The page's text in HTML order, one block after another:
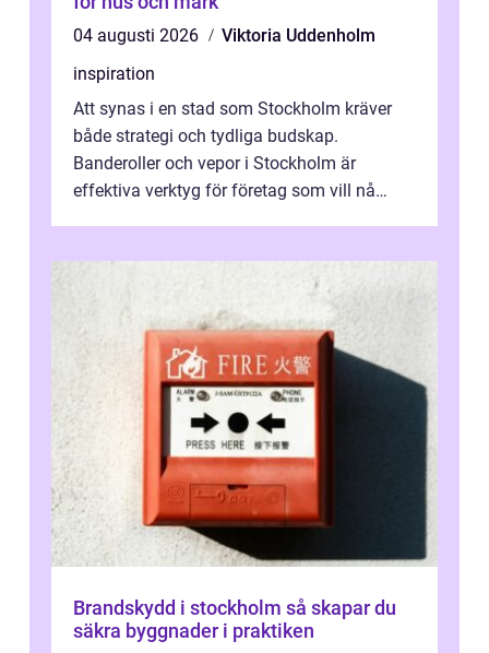
04 augusti 2026
Viktoria Uddenholm
inspiration
Att synas i en stad som Stockholm kräver
både strategi och tydliga budskap.
Banderoller och vepor i Stockholm är
effektiva verktyg för företag som vill nå
Brandskydd i stockholm så skapar du
säkra byggnader i praktiken